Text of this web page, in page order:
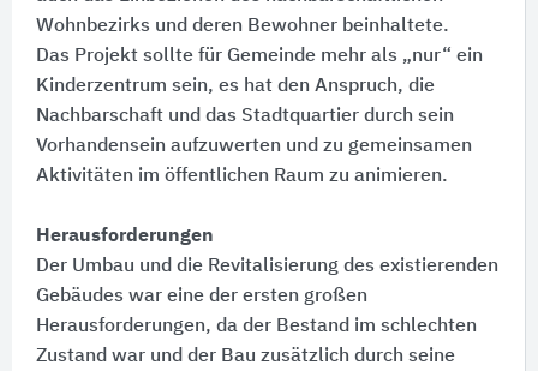
Wohnbezirks und deren Bewohner beinhaltete.
Das Projekt sollte für Gemeinde mehr als „nur“ ein
Kinderzentrum sein, es hat den Anspruch, die
Nachbarschaft und das Stadtquartier durch sein
Vorhandensein aufzuwerten und zu gemeinsamen
Aktivitäten im öffentlichen Raum zu animieren.
Herausforderungen
Der Umbau und die Revitalisierung des existierenden
Gebäudes war eine der ersten großen
Herausforderungen, da der Bestand im schlechten
Zustand war und der Bau zusätzlich durch seine